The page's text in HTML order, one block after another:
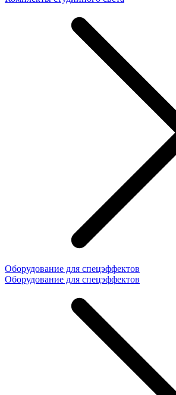
Оборудование для спецэффектов
Оборудование для спецэффектов